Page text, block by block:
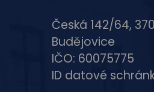
Česká 142/64,
Budějovice
IČO: 60075775
ID datové